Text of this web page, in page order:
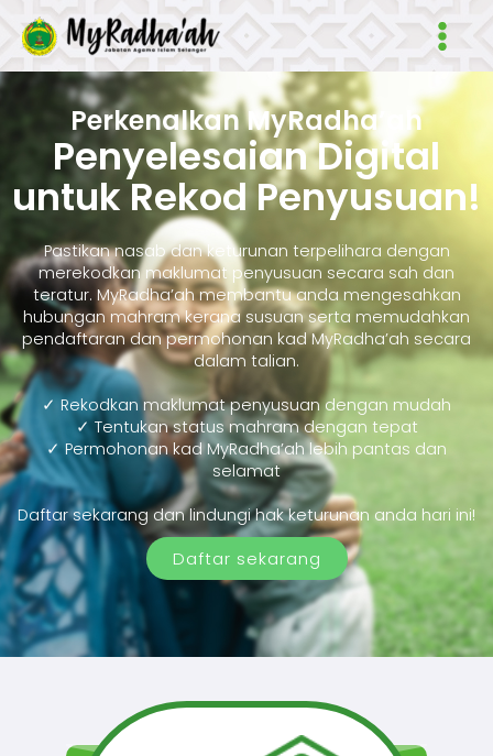
Main
Perkenalkan MyRadha’ah
Penyelesaian Digital
untuk Rekod Penyusuan!
Pastikan nasab dan keturunan terpelihara dengan
merekodkan maklumat penyusuan secara sah dan
teratur. MyRadha’ah membantu anda mengesahkan
hubungan mahram kerana susuan serta memudahkan
pendaftaran dan permohonan kad MyRadha’ah secara
dalam talian.
✓ Rekodkan maklumat penyusuan dengan mudah
✓ Tentukan status mahram dengan tepat
✓ Permohonan kad MyRadha’ah lebih pantas dan
selamat
Daftar sekarang dan lindungi hak keturunan anda hari ini!
Daftar sekarang